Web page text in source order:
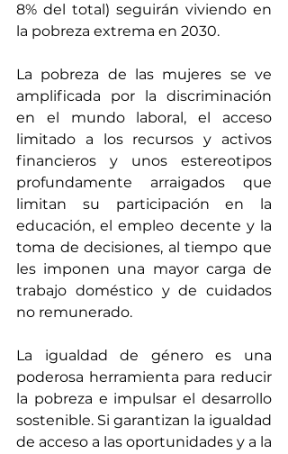
8% del total) seguirán viviendo en
la pobreza extrema en 2030.
La pobreza de las mujeres se ve
amplificada por la discriminación
en el mundo laboral, el acceso
limitado a los recursos y activos
financieros y unos estereotipos
profundamente arraigados que
limitan su participación en la
educación, el empleo decente y la
toma de decisiones, al tiempo que
les imponen una mayor carga de
trabajo doméstico y de cuidados
no remunerado.
La igualdad de género es una
poderosa herramienta para reducir
la pobreza e impulsar el desarrollo
sostenible. Si garantizan la igualdad
de acceso a las oportunidades y a la